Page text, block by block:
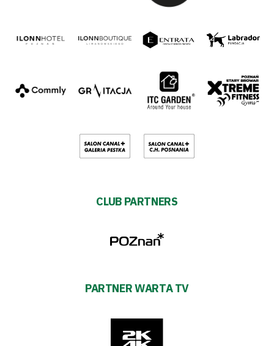
CLUB PARTNERS
PARTNER WARTA TV